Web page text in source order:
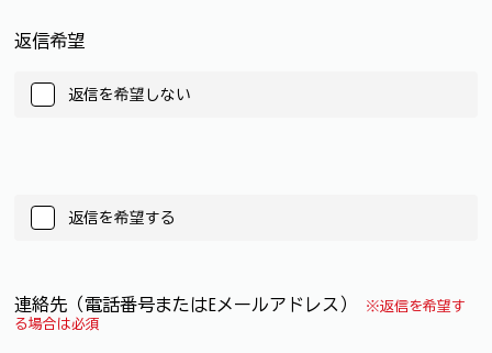
返信希望
返信を希望しない
返信を希望する
連絡先（電話番号またはEメールアドレス）
※返信を希望す
る場合は必須